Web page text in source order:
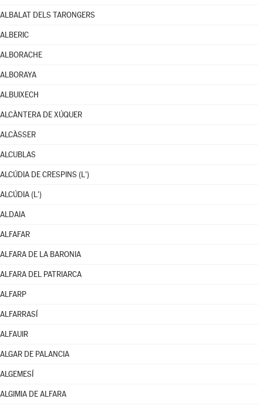
ALBALAT DELS TARONGERS
ALBERIC
ALBORACHE
ALBORAYA
ALBUIXECH
ALCÀNTERA DE XÚQUER
ALCÀSSER
ALCUBLAS
ALCÚDIA DE CRESPINS (L')
ALCÚDIA (L')
ALDAIA
ALFAFAR
ALFARA DE LA BARONIA
ALFARA DEL PATRIARCA
ALFARP
ALFARRASÍ
ALFAUIR
ALGAR DE PALANCIA
ALGEMESÍ
ALGIMIA DE ALFARA